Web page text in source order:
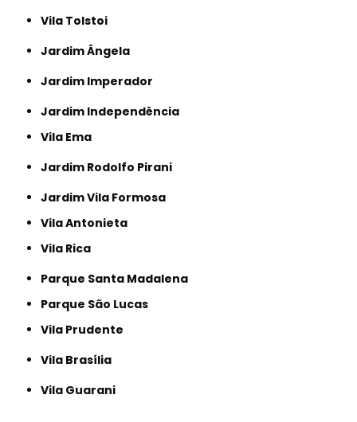
Vila Tolstoi
Jardim Ângela
Jardim Imperador
Jardim Independência
Vila Ema
Jardim Rodolfo Pirani
Jardim Vila Formosa
Vila Antonieta
Vila Rica
Parque Santa Madalena
Parque São Lucas
Vila Prudente
Vila Brasília
Vila Guarani